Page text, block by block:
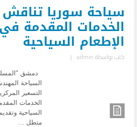
سياحة سوريا
الخدمات المقدمة
الإطعام السياحية
كتب بواسطةadmin
|
دمشق
السياحة
التسعير
الخدمات
السياحية
متطل ...